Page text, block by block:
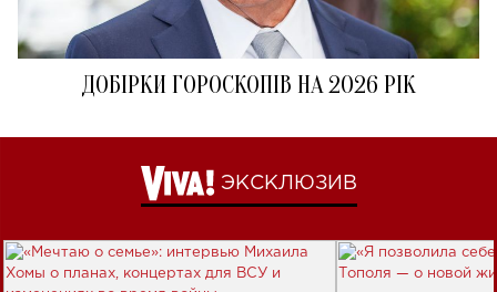
ДОБІРКИ ГОРОСКОПІВ НА 2026 РІК
ЭКСКЛЮЗИВ